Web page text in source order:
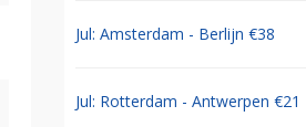
Jul: Amsterdam - Berlijn €38
Jul: Rotterdam - Antwerpen €21